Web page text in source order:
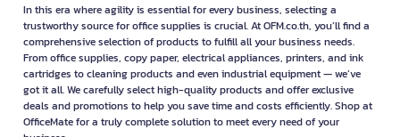
In this era where agility is essential for every business, selecting a
trustworthy source for office supplies is crucial. At OFM.co.th, you’ll find a
comprehensive selection of products to fulfill all your business needs.
From office supplies, copy paper, electrical appliances, printers, and ink
cartridges to cleaning products and even industrial equipment — we’ve
got it all. We carefully select high-quality products and offer exclusive
deals and promotions to help you save time and costs efficiently. Shop at
OfficeMate for a truly complete solution to meet every need of your